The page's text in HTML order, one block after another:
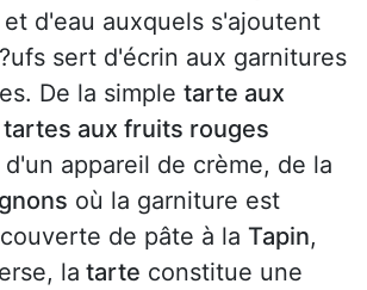
d'eau auxquels s'ajoutent
sert d'écrin aux garnitures
De la simple tarte aux
tartes aux fruits rouges
appareil de crème, de la
où la garniture est
de pâte à la Tapin,
la tarte constitue une